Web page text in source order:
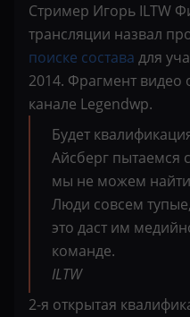
Стример Игорь ILTW
трансляции назвал
поиске состава для
2014. Фрагмент видео
канале Legendwp.
Будет
Айсберг пытаемся
мы не можем
Люди совсем
это даст им
команде.
ILTW
2-я открытая